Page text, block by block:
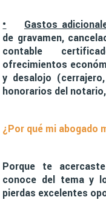
• Gastos
de gravamen,
contable
ofrecimientos
y desalojo
honorarios del
¿Por qué mi abogado
Porque te
conoce del tema y
pierdas excelentes